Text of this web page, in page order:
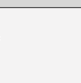
[Mo5] DOOM arrive en
[GK] Bethesda fête les 30
[GK] Roblox : l'action en
[GK] Agenda - GeForce